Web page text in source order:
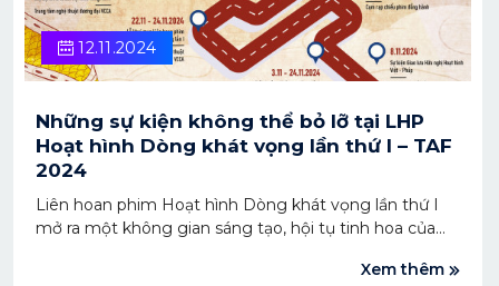
12.11.2024
Những sự kiện không thể bỏ lỡ tại LHP
Hoạt hình Dòng khát vọng lần thứ I – TAF
2024
Liên hoan phim Hoạt hình Dòng khát vọng lần thứ I
mở ra một không gian sáng tạo, hội tụ tinh hoa của
mà các tổ chức, cá nhân hoạt động trong lĩnh vực
Xem thêm